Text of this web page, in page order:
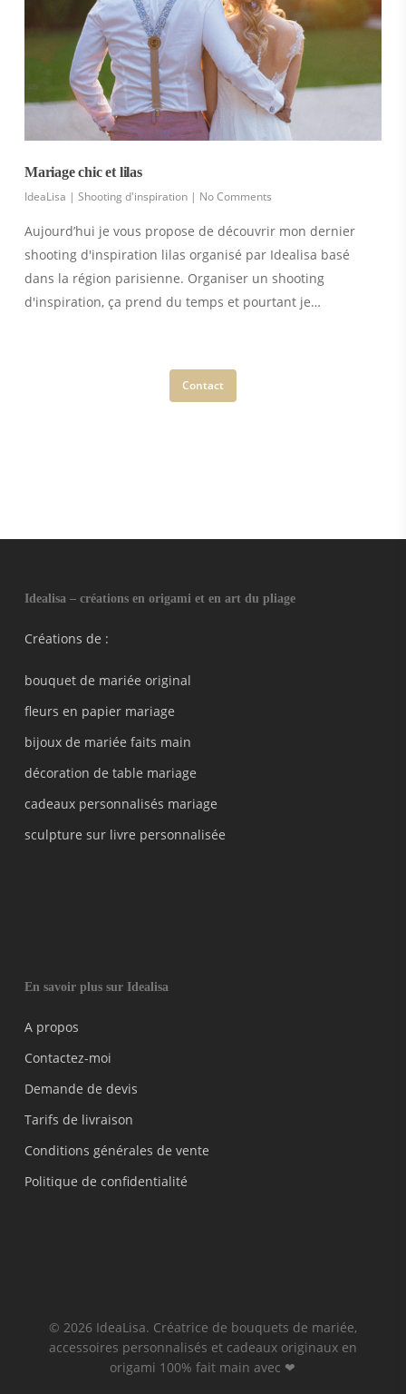
Mariage chic et lilas
IdeaLisa | Shooting d'inspiration | No Comments
Aujourd’hui je vous propose de découvrir mon dernier
shooting d'inspiration lilas organisé par Idealisa basé
dans la région parisienne. Organiser un shooting
d'inspiration, ça prend du temps et pourtant je…
Contact
Idealisa – créations en origami et en art du pliage
Créations de :
bouquet de mariée original
fleurs en papier mariage
bijoux de mariée faits main
décoration de table mariage
cadeaux personnalisés mariage
sculpture sur livre personnalisée
En savoir plus sur Idealisa
A propos
Contactez-moi
Demande de devis
Tarifs de livraison
Conditions générales de vente
Politique de confidentialité
© 2026 IdeaLisa. Créatrice de bouquets de mariée,
accessoires personnalisés et cadeaux originaux en
origami 100% fait main avec ❤